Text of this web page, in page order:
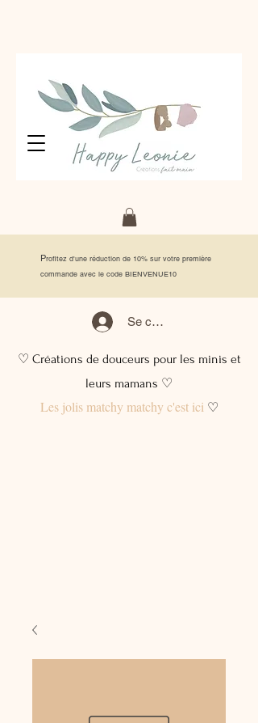
Profitez d'une réduction de 10% sur votre première
commande avec le code BIENVENUE10
Se connecter
♡ Créations de douceurs pour les minis et
leurs mamans ♡
Les jolis matchy matchy c'est ici♡